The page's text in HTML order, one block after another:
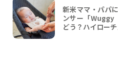
新米ママ・パパ
ンサー「Wuggy
どう？ハイロー